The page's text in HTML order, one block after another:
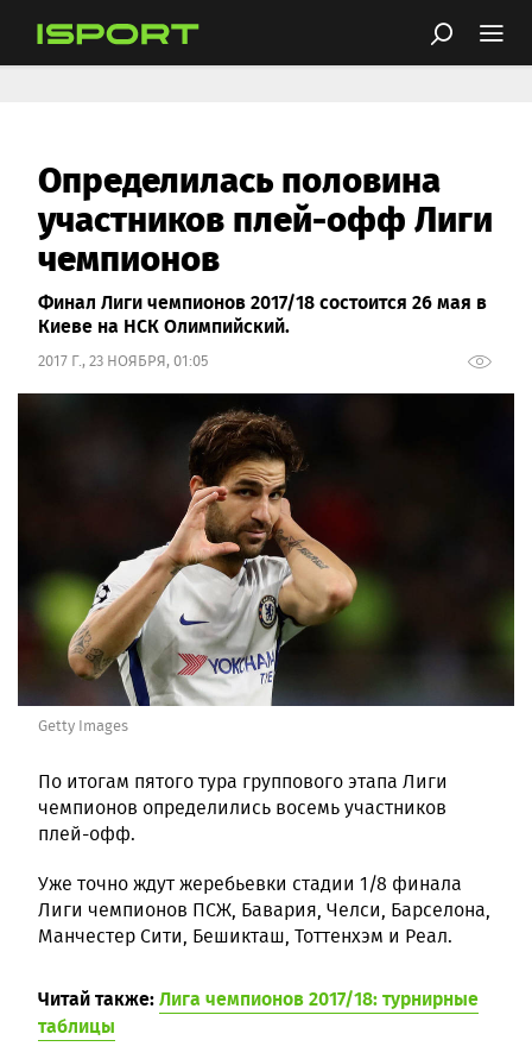
Определилась половина
участников плей-офф Лиги
чемпионов
Финал Лиги чемпионов 2017/18 состоится 26 мая в
Киеве на НСК Олимпийский.
2017 Г., 23 НОЯБРЯ, 01:05
Getty Images
По итогам пятого тура группового этапа Лиги
чемпионов определились восемь участников
плей-офф.
Уже точно ждут жеребьевки стадии 1/8 финала
Лиги чемпионов ПСЖ, Бавария, Челси, Барселона,
Манчестер Сити, Бешикташ, Тоттенхэм и Реал.
Читай также:Лига чемпионов 2017/18: турнирные
таблицы